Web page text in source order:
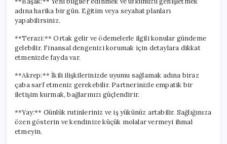
adına harika bir gün. Eğitim veya seyahat planları
yapabilirsiniz.
**Terazi:** Ortak gelir ve ödemelerle ilgili konular gündeme
gelebilir. Finansal dengenizi korumak için detaylara dikkat
etmenizde fayda var.
**Akrep:** İkili ilişkilerinizde uyumu sağlamak adına biraz
çaba sarf etmeniz gerekebilir. Partnerinizle empatik bir
iletişim kurmak, bağlarınızı güçlendirir.
**Yay:** Günlük rutinleriniz ve iş yükünüz artabilir. Sağlığınıza
özen gösterin ve kendinize küçük molalar vermeyi ihmal
etmeyin.